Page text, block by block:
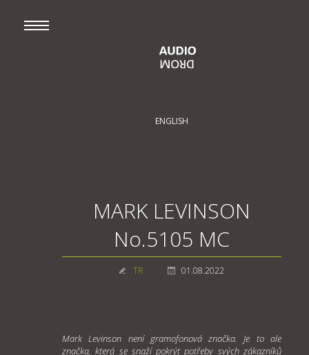
ENGLISH
MARK LEVINSON
No.5105 MC
TR 01.08.2022
Mark Levinson není gramofonová značka. Je to ale
značka, která se snaží pokrýt potřeby svých zákazníků